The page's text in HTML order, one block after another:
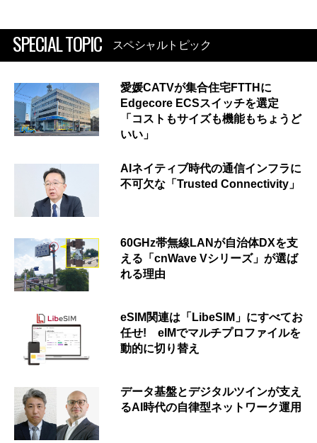
SPECIAL TOPIC スペシャルトピック
愛媛CATVが集合住宅FTTHに
Edgecore ECSスイッチを選定
「コストもサイズも機能もちょうど
いい」
AIネイティブ時代の通信インフラに
不可欠な「Trusted Connectivity」
60GHz帯無線LANが自治体DXを支
える「cnWave Vシリーズ」が選ば
れる理由
eSIM関連は「LibeSIM」にすべてお
任せ! eIMでマルチプロファイルを
動的に切り替え
データ基盤とデジタルツインが支え
るAI時代の自律型ネットワーク運用